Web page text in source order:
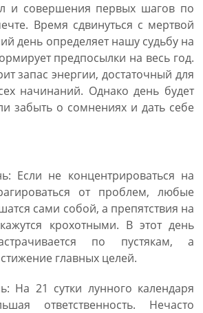
и совершения первых шагов по
Время сдвинуться с мертвой
день определяет нашу судьбу на
предпосылки на весь год.
запас энергии, достаточный для
начинаний. Однако день будет
забыть о сомнениях и дать себе
Если не концентрироваться на
от проблем, любые
сами собой, а препятствия на
крохотными. В этот день
по пустякам, а
главных целей.
На 21 сутки лунного календаря
ответственность. Нечасто